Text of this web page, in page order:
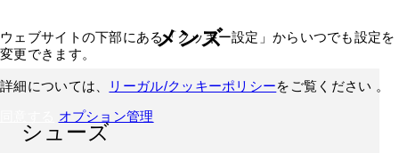
メンズ
シューズ
ウェブサイトの下部にある「クッキー設定」からいつでも設定を
変更できます。
詳細については、 リーガル/クッキーポリシーをご覧ください 。
オプション管理